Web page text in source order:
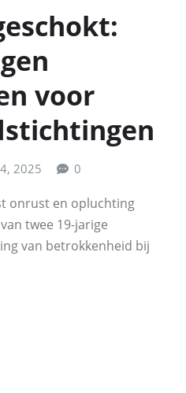
voor
2025 0
onrust en opluchting
twee 19-jarige
van betrokkenheid bij